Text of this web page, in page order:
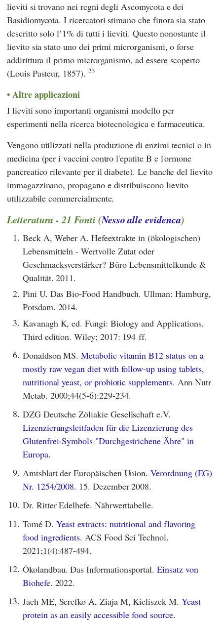
lieviti si trovano nei regni degli Ascomycota e dei
Basidiomycota. I ricercatori stimano che finora sia stato
descritto solo l’1% di tutti i lieviti. Questo nonostante il
lievito sia stato uno dei primi microrganismi, o forse
addirittura il primo microrganismo, ad essere scoperto
(Louis Pasteur, 1857). 23
Altre applicazioni
I lieviti sono importanti organismi modello per
esperimenti nella ricerca biotecnologica e farmaceutica.
Vengono utilizzati nella produzione di enzimi tecnici o in
medicina (per i vaccini contro l'epatite B e l'ormone
pancreatico rilevante per il diabete). Le banche del lievito
immagazzinano, propagano e distribuiscono lievito
utilizzabile commercialmente.
Letteratura - 21 Fonti (Nesso alle evidenca)
1. Beck A, Weber A. Hefeextrakte in (ökologischen)
Lebensmitteln - Wertvolle Zutat oder
Geschmacksverstärker? Büro Lebensmittelkunde &
Qualität. 2011.
2. Pini U. Das Bio-Food Handbuch. Ullman: Hamburg,
Potsdam. 2014.
3. Kavanagh K, ed. Fungi: Biology and Applications.
Third edition. Wiley; 2017: 194 ff.
6. Donaldson MS.Metabolic vitamin B12 status on a
mostly raw vegan diet with follow-up using tablets,
nutritional yeast, or probiotic supplements. Ann Nutr
Metab. 2000;44(5-6):229-234.
8. DZG Deutsche Zöliakie Gesellschaft e.V.
Lizenzierungsleitfaden für die Lizenzierung des
Glutenfrei-Symbols "Durchgestrichene Ähre" in
Europa.
9. Amtsblatt der Europäischen Union.Verordnung (EG)
Nr. 1254/2008. 15. Dezember 2008.
10. Dr. Ritter Edelhefe. Nährwerttabelle.
11. Tomé D. Yeast extracts: nutritional and flavoring
food ingredients. ACS Food Sci Technol.
2021;1(4):487-494.
12. Ökolandbau. Das Informationsportal.Einsatz von
Biohefe. 2022.
13. Jach ME, Serefko A, Ziaja M, Kieliszek M. Yeast
protein as an easily accessible food source.